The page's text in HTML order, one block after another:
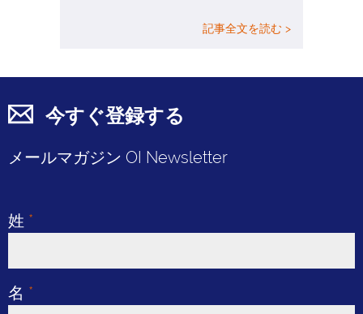
記事全文を読む >
今すぐ登録する
メールマガジン OI Newsletter
姓 *
名 *